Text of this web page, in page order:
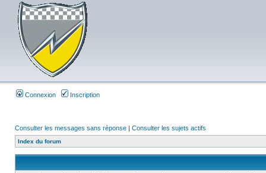
Connexion Inscription
Consulter les messages sans réponse | Consulter les sujets actifs
Index du forum